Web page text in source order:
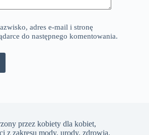
adres e-mail i stronę
do następnego komentowania.
przez kobiety dla kobiet,
z zakresu mody, urody, zdrowia,